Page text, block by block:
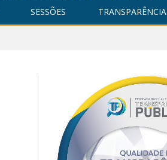
SESSÕES TRANSPARÊNCIA